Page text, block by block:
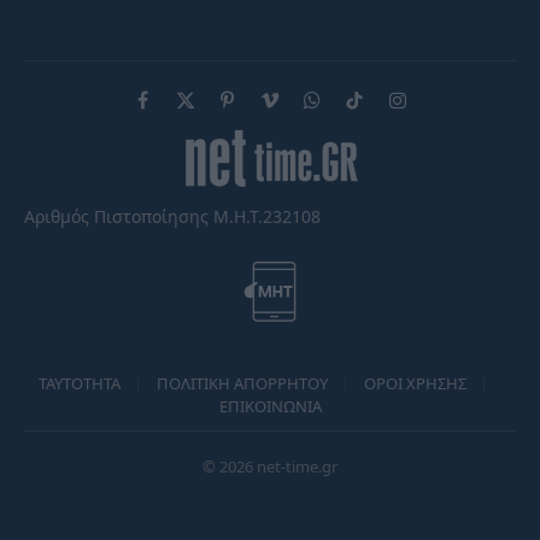
Facebook
X
(Twitter)
PinterestVimeoWhatsApp
TikTokInstagram
Αριθμός Πιστοποίησης Μ.Η.Τ.232108
TAYTOTHTA ΠΟΛΙΤΙΚΗ ΑΠΟΡΡΗΤΟΥ
ΟΡΟΙ ΧΡΗΣΗΣ
ΕΠΙΚΟΙΝΩΝΙΑ
© 2026 net-time.gr